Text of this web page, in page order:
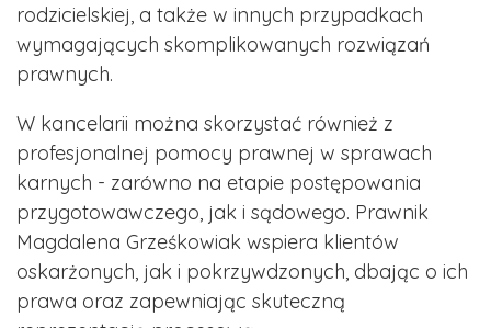
rodzicielskiej, a także w innych przypadkach
wymagających skomplikowanych rozwiązań
prawnych.
W kancelarii można skorzystać również z
profesjonalnej pomocy prawnej w sprawach
karnych - zarówno na etapie postępowania
przygotowawczego, jak i sądowego. Prawnik
Magdalena Grześkowiak wspiera klientów
oskarżonych, jak i pokrzywdzonych, dbając o ich
prawa oraz zapewniając skuteczną